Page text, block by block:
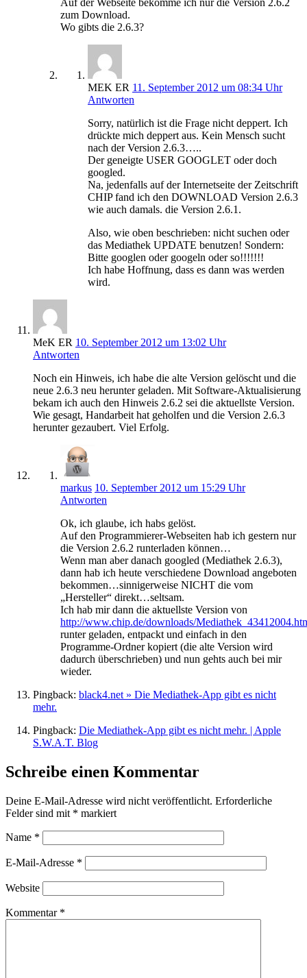
Auf der Webseite bekomme ich nur die Version 2.6.2
zum Download.
Wo gibts die 2.6.3?
MEK ER 11. September 2012 um 08:34 Uhr
Antworten
Sorry, natürlich ist die Frage nicht deppert. Ich
drückte mich deppert aus. Kein Mensch sucht
nach der Version 2.6.3…..
Der geneigte USER GOOGLET oder doch
googled.
Na, jedenfalls auf der Internetseite der Zeitschrift
CHIP fand ich den DOWNLOAD Version 2.6.3
wie auch damals. die Version 2.6.1.
Also, wie oben beschrieben: nicht suchen oder
das Mediathek UPDATE benutzen! Sondern:
Bitte googlen oder googeln oder so!!!!!!!
Ich habe Hoffnung, dass es dann was werden
wird.
MeK ER 10. September 2012 um 13:02 Uhr
Antworten
Noch ein Hinweis, ich habe die alte Version gelöscht und die
neue 2.6.3 neu herunter geladen. Mit Software-Aktualisierung
bekam ich auch den Hinweis 2.6.2 sei die aktuellste Version.
Wie gesagt, Handarbeit hat geholfen und die Version 2.6.3
herunter gezaubert. Viel Erfolg.
markus 10. September 2012 um 15:29 Uhr
Antworten
Ok, ich glaube, ich habs gelöst.
Auf den Programmierer-Webseiten hab ich gestern nur
die Version 2.6.2 runterladen können…
Wenn man aber danach googled (Mediathek 2.6.3),
dann hab ich heute verschiedene Download angeboten
bekommen…sinnigerweise NICHT die vom
„Hersteller“ direkt…seltsam.
Ich hab mir dann die aktuellste Version von
http://www.chip.de/downloads/
runter geladen, entpackt und einfach in den
Programme-Ordner kopiert (die alte Version wird
dadurch überschrieben) und nun gehts auch bei mir
wieder.
Pingback: black4.net » Die Mediathek-App gibt es nicht
mehr.
Pingback: Die Mediathek-App gibt es nicht mehr. | Apple
S.W.A.T. Blog
Schreibe einen Kommentar
Deine E-Mail-Adresse wird nicht veröffentlicht. Erforderliche
Felder sind mit * markiert
Name *
E-Mail-Adresse *
Website
Kommentar *